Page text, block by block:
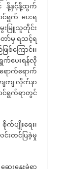
င် နို့နှင့်နို့ထွက်
င်ရွက် ပေးရ
းမြူသူတိုင်း
ော်မှ ရသင့်ရ
ကြောင်း၊
က်ပေးရန်လို
ောက်ရောက်
ျကျ လိုက်နာ
င်ရွက်ရာတွင်
ပျိုးရေး၊
င်းတင်ပြခဲ့မှု
းနွေးခဲ့ရာ